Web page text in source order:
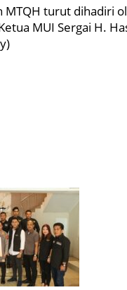
turut dihadiri
MUI Sergai H.